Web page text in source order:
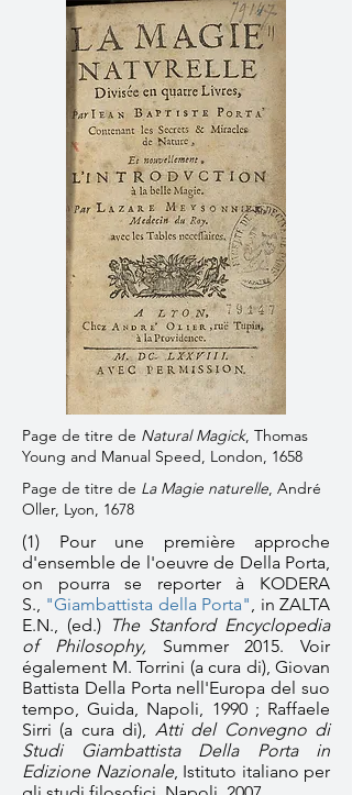
Page de titre de Natural Magick, Thomas
Young and Manual Speed, London, 1658
Page de titre de La Magie naturelle, André
Oller, Lyon, 1678
(1) Pour une première approche
d'ensemble de l'oeuvre de Della Porta,
on pourra se reporter à KODERA
S., "Giambattista della Porta", in ZALTA
E.N., (ed.) The Stanford Encyclopedia
of Philosophy, Summer 2015. Voir
également M. Torrini (a cura di), Giovan
Battista Della Porta nell'Europa del suo
tempo, Guida, Napoli, 1990 ; Raffaele
Sirri (a cura di), Atti del Convegno di
Studi Giambattista Della Porta in
Edizione Nazionale, Istituto italiano per